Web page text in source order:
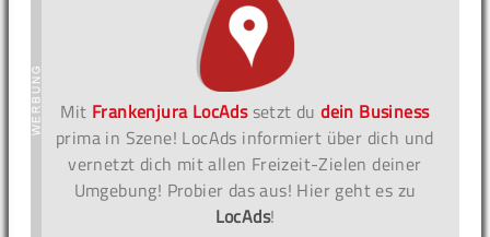
Mit Frankenjura LocAdssetzt dudein Business
prima in Szene! LocAds informiert über dich und
vernetzt dich mit allen Freizeit-Zielen deiner
Umgebung! Probier das aus! Hier geht es zu
LocAds!